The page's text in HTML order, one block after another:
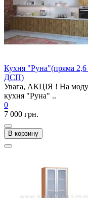
Кухня "Руна"(пряма
ДСП)
Увага, АКЦІЯ ! На
кухня "Руна" ..
0
7 000 грн.
В корзину